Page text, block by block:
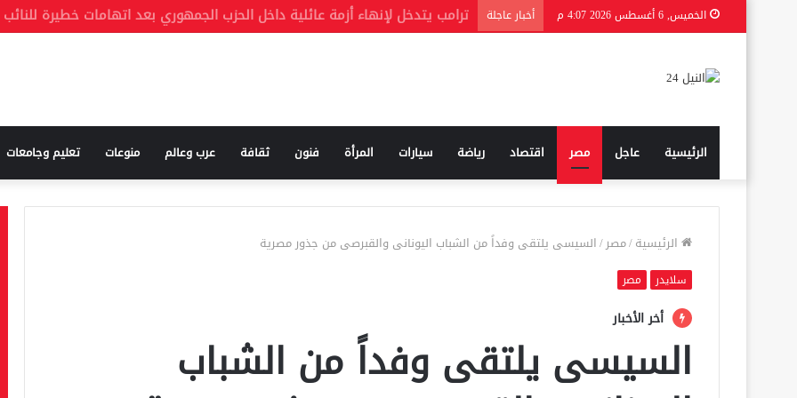
الخميس, 6 أغسطس 2026 4:07 م أخبار عاجلة
الرئيسية عاجل مصر اقتصاد رياضة سيارات المرأة فنون ثقافة عرب وعالم منوعات تعليم وجامعات
الرئيسية/مصر/السيسى يلتقى وفداً من الشباب اليونانى والقبرصى من جذور مصرية
سلايدر مصر
أخر الأخبار
السيسى يلتقى وفداً من الشباب